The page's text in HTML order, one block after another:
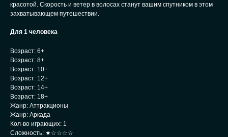
красотой. Скорость и ветер в волосах станут вашим спутником в этом
захватывающем путешествии.
Для 1 человека
Возраст: 6+
Возраст: 8+
Возраст: 10+
Возраст: 12+
Возраст: 14+
Возраст: 18+
Жанр: Аттракционы
Жанр: Аркада
Кол-во играющих: 1
Сложность: ★☆☆☆☆